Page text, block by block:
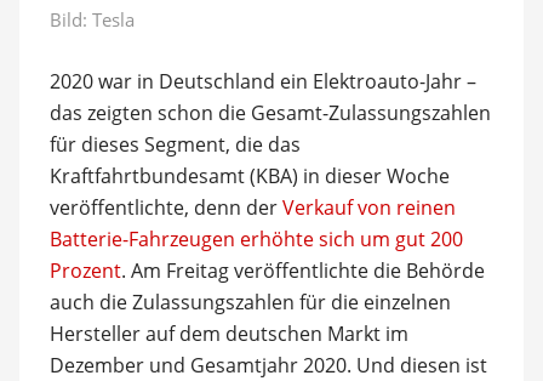
Bild: Tesla
2020 war in Deutschland ein Elektroauto-Jahr –
das zeigten schon die Gesamt-Zulassungszahlen
für dieses Segment, die das
Kraftfahrtbundesamt (KBA) in dieser Woche
veröffentlichte, denn derVerkauf von reinen
Batterie-Fahrzeugen erhöhte sich um gut 200
Prozent. Am Freitag veröffentlichte die Behörde
auch die Zulassungszahlen für die einzelnen
Hersteller auf dem deutschen Markt im
Dezember und Gesamtjahr 2020. Und diesen ist